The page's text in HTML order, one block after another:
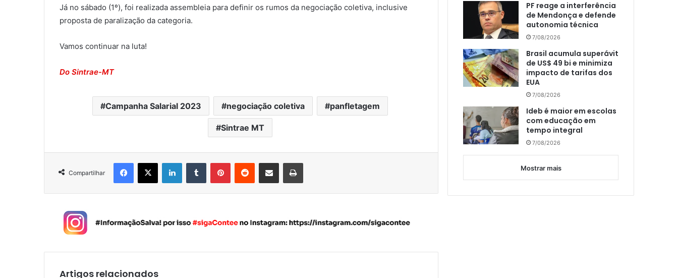
Já no sábado (1º), foi realizada assembleia para definir os rumos da negociação coletiva, inclusive
proposta de paralização da categoria.
Vamos continuar na luta!
Do Sintrae-MT
Campanha Salarial 2023 negociação coletiva panfletagem
Sintrae MT
Compartilhar
Artigos relacionados
PF reage a interferência
de Mendonça e defende
autonomia técnica
7/08/2026
Brasil acumula superávit
de US$ 49 bi e minimiza
impacto de tarifas dos
EUA
7/08/2026
Ideb é maior em escolas
com educação em
tempo integral
7/08/2026
Mostrar mais